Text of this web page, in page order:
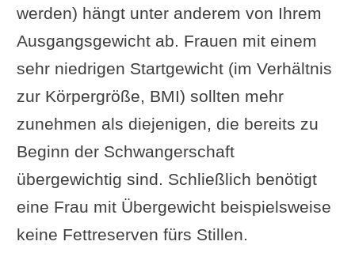
werden) hängt unter anderem von Ihrem
Ausgangsgewicht ab. Frauen mit einem
sehr niedrigen Startgewicht (im Verhältnis
zur Körpergröße, BMI) sollten mehr
zunehmen als diejenigen, die bereits zu
Beginn der Schwangerschaft
übergewichtig sind. Schließlich benötigt
eine Frau mit Übergewicht beispielsweise
keine Fettreserven fürs Stillen.